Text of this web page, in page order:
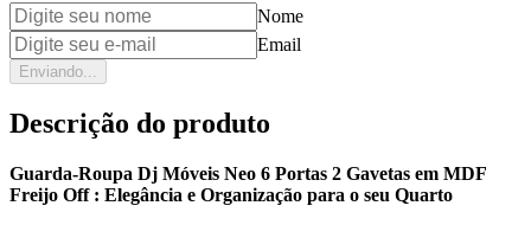
Nome
Email
Enviando...
Descrição do produto
Guarda-Roupa Dj Móveis Neo 6 Portas 2 Gavetas em MDF
Freijo Off : Elegância e Organização para o seu Quarto